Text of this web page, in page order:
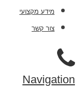
מידע מקצועי
צור קשר
Navigation